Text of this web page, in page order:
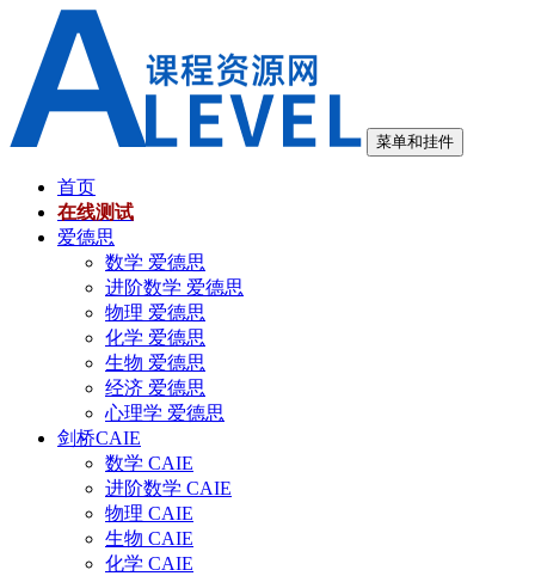
菜单和挂件
首页
在线测试
爱德思
数学 爱德思
进阶数学 爱德思
物理 爱德思
化学 爱德思
生物 爱德思
经济 爱德思
心理学 爱德思
剑桥CAIE
数学 CAIE
进阶数学 CAIE
物理 CAIE
生物 CAIE
化学 CAIE